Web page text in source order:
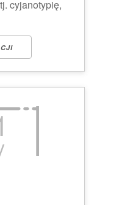
cyjanotypię,